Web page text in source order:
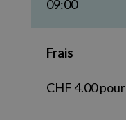
09:00
Frais
CHF 4.00